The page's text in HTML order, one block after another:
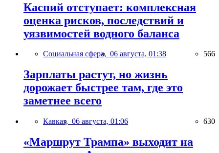
Каспий отступает: комплексная
оценка рисков, последствий и
уязвимостей водного баланса
Социальная сфера, 06 августа, 01:38 566
Зарплаты растут, но жизнь
дорожает быстрее там, где это
заметнее всего
Кавказ, 06 августа, 01:06 630
«Маршрут Трампа» выходит на